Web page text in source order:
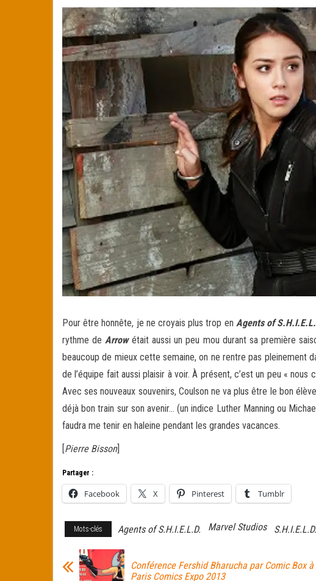
Pour être honnête, je ne croyais plus trop en Agents of
rythme deArrowétait aussi un peu mou durant sa première
beaucoup de mieux cette semaine, on ne rentre pas pleinement
de l’équipe fait aussi plaisir à voir. À présent, c’est un peu «
Avec ses nouveaux souvenirs, Coulson ne va plus être le bon
déjà bon train sur son avenir… (un indice Luther Manning ou
faudra me tenir en haleine pendant les grandes vacances.
[Pierre Bisson]
Partager :
Facebook X Pinterest Tumblr
Mots-clés Agents of S.H.I.E.L.D. Marvel Studios S.H.I.E.L.D.
Conférence Fershid Bharucha par Comic Box à
Paris Comics Expo 2013